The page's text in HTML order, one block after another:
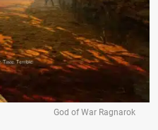
God of War Ragnarok